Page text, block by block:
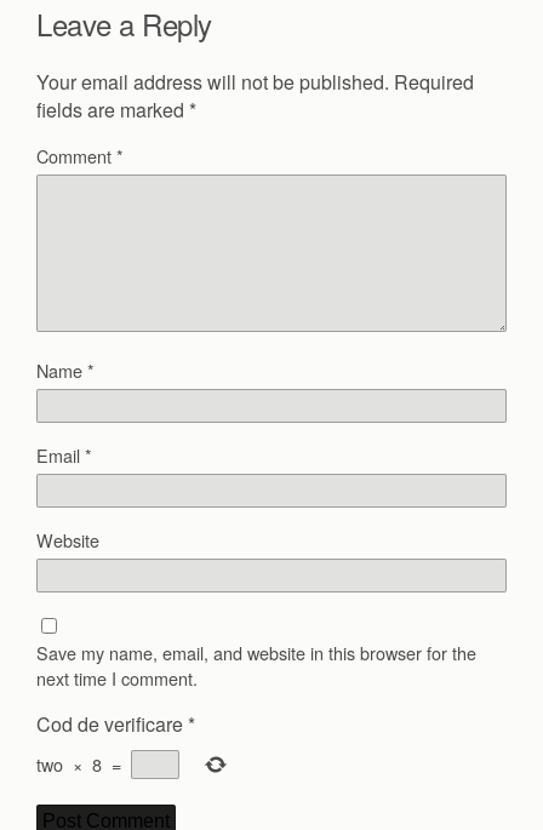
Leave a Reply
Your email address will not be published. Required
fields are marked *
Comment*
Name*
Email*
Website
Save my name, email, and website in this browser for the
next time I comment.
Cod de verificare *
two × 8 =